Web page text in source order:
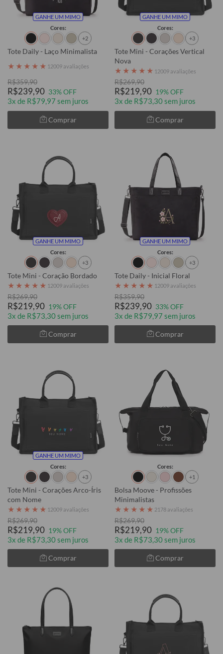
GANHE UM MIMO
Cores:
+2
Tote Daily - Laço Minimalista
★ ★ ★ ★ ★ 12009 avaliações
R$359,90
R$239,90 33% OFF
3x de R$79,97 sem juros
Comprar
GANHE UM MIMO
Cores:
+3
Tote Mini - Corações Vertical
Nova
★ ★ ★ ★ ★ 12009 avaliações
R$269,90
R$219,90 19% OFF
3x de R$73,30 sem juros
Comprar
GANHE UM MIMO
Cores:
+3
Tote Mini - Coração Bordado
★ ★ ★ ★ ★ 12009 avaliações
R$269,90
R$219,90 19% OFF
3x de R$73,30 sem juros
Comprar
GANHE UM MIMO
Cores:
+3
Tote Daily - Inicial Floral
★ ★ ★ ★ ★ 12009 avaliações
R$359,90
R$239,90 33% OFF
3x de R$79,97 sem juros
Comprar
GANHE UM MIMO
Cores:
+3
Tote Mini - Corações Arco-Íris
com Nome
★ ★ ★ ★ ★ 12009 avaliações
R$269,90
R$219,90 19% OFF
3x de R$73,30 sem juros
Comprar
Cores:
+1
Bolsa Moove - Profissões
Minimalistas
★ ★ ★ ★ ★ 2178 avaliações
R$269,90
R$219,90 19% OFF
3x de R$73,30 sem juros
Comprar